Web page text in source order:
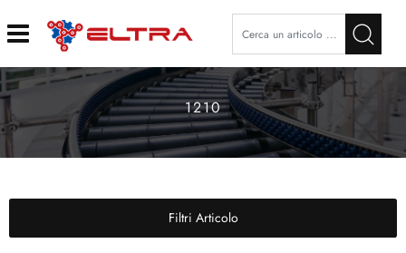
Open
1210
Filtri Articolo